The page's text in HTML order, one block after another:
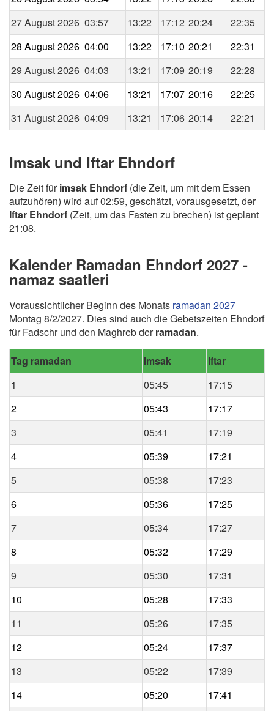
27 August 2026 03:57 13:22 17:12 20:24
22:35
28 August 2026 04:00 13:22 17:10 20:21
22:31
29 August 2026 04:03 13:21 17:09 20:19
22:28
30 August 2026 04:06 13:21 17:07 20:16
22:25
31 August 2026 04:09 13:21 17:06 20:14 22:21
Imsak und Iftar Ehndorf
Die Zeit fürimsak Ehndorf (die Zeit, um mit dem Essen
aufzuhören) wird auf 02:59, geschätzt, vorausgesetzt, der
Iftar Ehndorf (Zeit, um das Fasten zu brechen) ist geplant
21:08.
Kalender Ramadan Ehndorf 2027 -
namaz saatleri
Voraussichtlicher Beginn des Monats ramadan 2027
Montag 8/2/2027. Dies sind auch die Gebetszeiten Ehndorf
für Fadschr und den Maghreb derramadan.
Tag ramadan Imsak
Iftar
1
05:45
17:15
2
05:43
17:17
3
05:41
17:19
4
05:39
17:21
5
05:38
17:23
6
05:36
17:25
7
05:34
17:27
8
05:32
17:29
9
05:30
17:31
10
05:28
17:33
11
05:26
17:35
12
05:24
17:37
13
05:22
17:39
14
05:20
17:41